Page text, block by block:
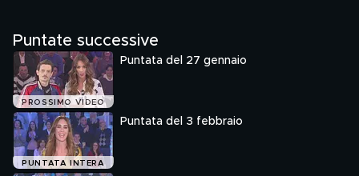
Puntate successive
PROSSIMO VIDEO
Puntata del 27 gennaio
PUNTATA INTERA
Puntata del 3 febbraio